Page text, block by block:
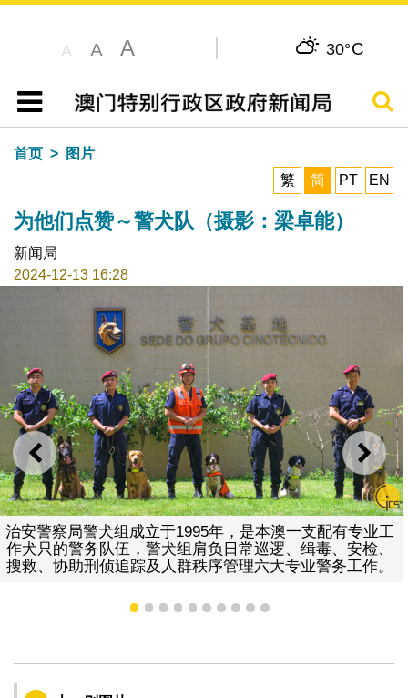
A A A 30°C
目录
搜寻
首页
图片
繁
简 PT EN
为他们点赞～警犬队（摄影：梁卓能）
新闻局
2024-12-13 16:28
上一则 下一
治安警察局警犬组成立于1995年，是本澳一支配有专业工
作犬只的警务队伍，警犬组肩负日常巡逻、缉毒、安检、
搜救、协助刑侦追踪及人群秩序管理六大专业警务工作。
1 2 3 4 5 6 7 8 9 10